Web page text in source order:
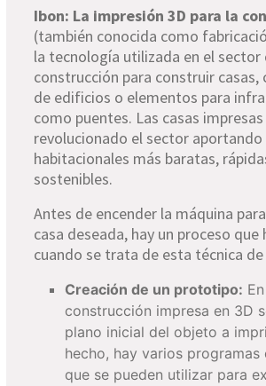
Ibon: La impresión 3D para la
(también conocida como
la tecnología utilizada en el sector
construcción para construir casas,
de edificios o elementos para
como puentes. Las casas impresas
revolucionado el sector aportando
habitacionales más baratas,
sostenibles.
Antes de encender la máquina
casa deseada, hay un proceso que
cuando se trata de esta técnica
Creación de un prototipo:
construcción impresa en 3D
plano inicial del objeto a
hecho, hay varios
que se pueden utilizar para